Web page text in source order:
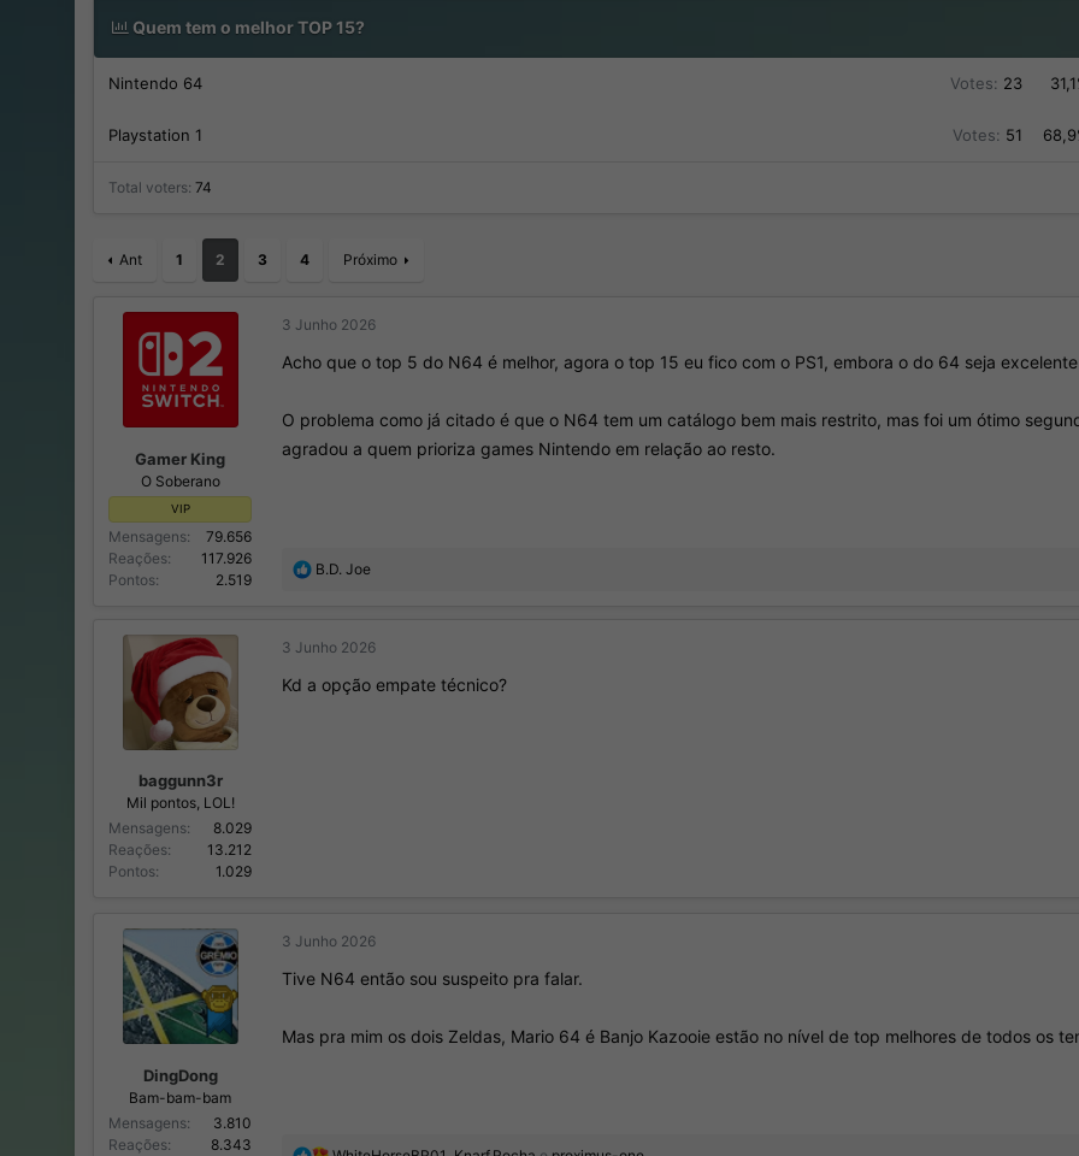
o
d
c
d
Quem tem o melhor TOP 15?
Nintendo 64 Votes: 23
Playstation 1 Votes: 51
Total voters 74
Ant 1 2 3 4 Próximo
Gamer King
O Soberano
VIP
Mensagens
79.656
Reações
117.926
Pontos
2.519
3 Junho 2026
Acho que o top 5 do N64 é melhor, agora o top 15 eu fico com o PS1, embora o do 64 seja
O problema como já citado é que o N64 tem um catálogo bem mais restrito, mas foi um ótimo
agradou a quem prioriza games Nintendo em relação ao resto.
R
õ
s
B.D. Joe
baggunn3r
Mil pontos, LOL!
Mensagens
8.029
Reações
13.212
Pontos
1.029
3 Junho 2026
Kd a opção empate técnico?
DingDong
Bam-bam-bam
Mensagens
3.810
Reações
8.343
3 Junho 2026
Tive N64 então sou suspeito pra falar.
Mas pra mim os dois Zeldas, Mario 64 é Banjo Kazooie estão no nível de top melhores de todos os